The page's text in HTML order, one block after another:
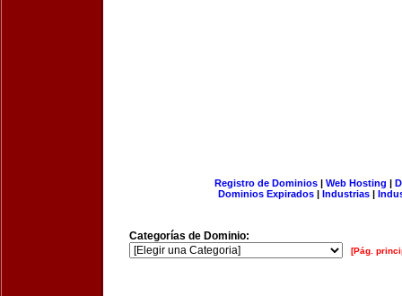
Registro de Dominios| Web Hosting |
Dominios Expirados | Industrias |
Categorías de Dominio:
[Pág.